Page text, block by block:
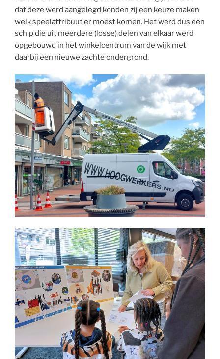
dat deze werd aangelegd konden zij een keuze maken
welk speelattribuut er moest komen. Het werd dus een
schip die uit meerdere (losse) delen van elkaar werd
opgebouwd in het winkelcentrum van de wijk met
daarbij een nieuwe zachte ondergrond.